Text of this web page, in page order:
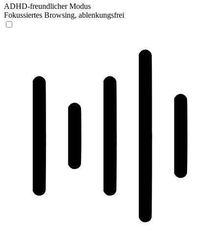
ADHD-freundlicher Modus
Fokussiertes Browsing, ablenkungsfrei